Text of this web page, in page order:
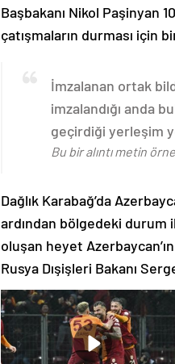
Başbakanı Nikol Paşinyan
çatışmaların durması için
İmzalanan ortak
imzalandığı anda
geçirdiği yerleşim
Bu bir alıntı metin
Dağlık Karabağ’da
ardından bölgedeki
oluşan heyet
Rusya Dışişleri Bakanı